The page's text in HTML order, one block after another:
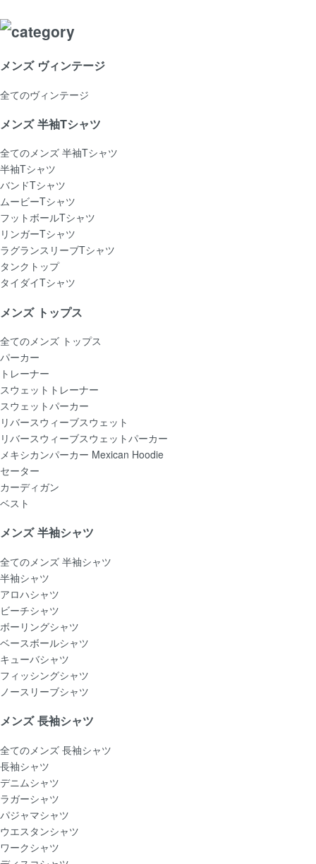
メンズ ヴィンテージ
全てのヴィンテージ
メンズ 半袖Tシャツ
全てのメンズ 半袖Tシャツ
半袖Tシャツ
バンドTシャツ
ムービーTシャツ
フットボールTシャツ
リンガーTシャツ
ラグランスリーブTシャツ
タンクトップ
タイダイTシャツ
メンズ トップス
全てのメンズ トップス
パーカー
トレーナー
スウェットトレーナー
スウェットパーカー
リバースウィーブスウェット
リバースウィーブスウェットパーカー
メキシカンパーカー Mexican Hoodie
セーター
カーディガン
ベスト
メンズ 半袖シャツ
全てのメンズ 半袖シャツ
半袖シャツ
アロハシャツ
ビーチシャツ
ボーリングシャツ
ベースボールシャツ
キューバシャツ
フィッシングシャツ
ノースリーブシャツ
メンズ 長袖シャツ
全てのメンズ 長袖シャツ
長袖シャツ
デニムシャツ
ラガーシャツ
パジャマシャツ
ウエスタンシャツ
ワークシャツ